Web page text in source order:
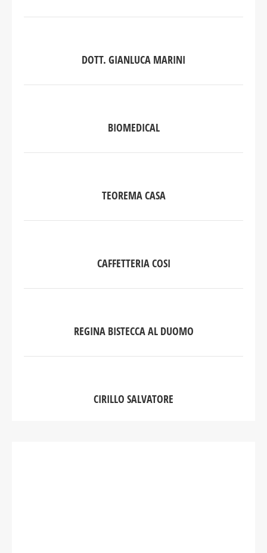
DOTT. GIANLUCA MARINI
BIOMEDICAL
TEOREMA CASA
CAFFETTERIA COSI
REGINA BISTECCA AL DUOMO
CIRILLO SALVATORE